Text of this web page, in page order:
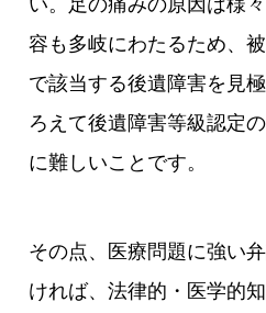
容も多岐にわたるため、
で該当する後遺障害を見
ろえて後遺障害等級認定
に難しいことです。
その点、医療問題に強い
ければ、法律的・医学的